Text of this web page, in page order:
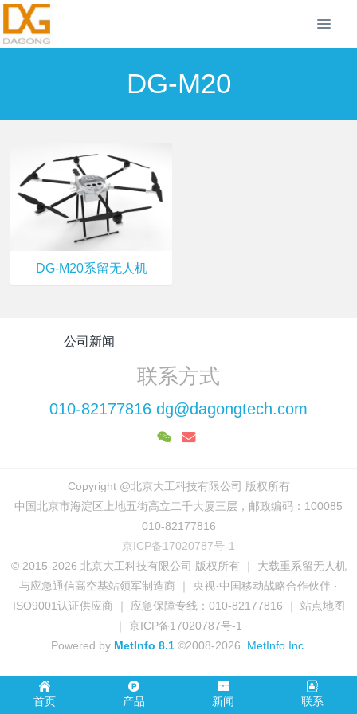
DG-M20
DG-M20系留无人机
公司新闻
联系方式
010-82177816 dg@dagongtech.com
Copyright @北京大工科技有限公司 版权所有
中国北京市海淀区上地五街高立二千大厦三层，邮政编码：100085
010-82177816
京ICP备17020787号-1
© 2015-2026 北京大工科技有限公司 版权所有 ｜ 大载重系留无人机
与应急通信高空基站领军制造商 ｜ 央视·中国移动战略合作伙伴 ·
ISO9001认证供应商 ｜ 应急保障专线：010-82177816 ｜ 站点地图
｜ 京ICP备17020787号-1
Powered by MetInfo 8.1©2008-2026 MetInfo Inc.
首页 产品 新闻 联系